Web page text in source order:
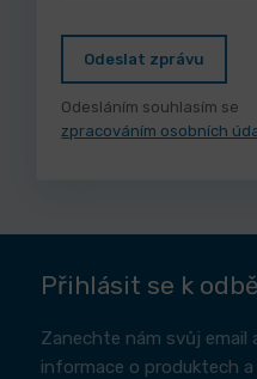
Odeslat zprávu
Odesláním souhlasím se
zpracováním osobních
Přihlásit se k
Zanechte nám svůj email
informace o produktech